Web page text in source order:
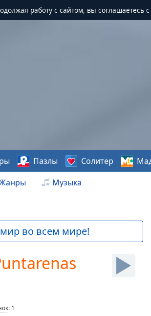
работу с сайтом, вы соглашаетесь
Музыка
Пазлы Солитер
во всем мире!
: 1